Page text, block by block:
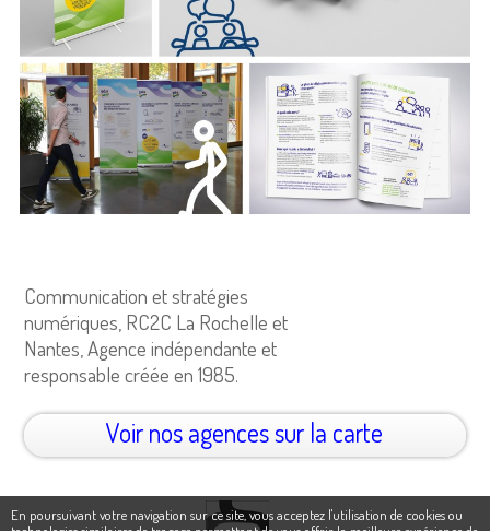
Communication et stratégies
numériques, RC2C La Rochelle et
Nantes, Agence indépendante et
responsable créée en 1985.
Voir nos agences sur la carte
En poursuivant votre navigation sur ce site, vous acceptez l'utilisation de cookies ou